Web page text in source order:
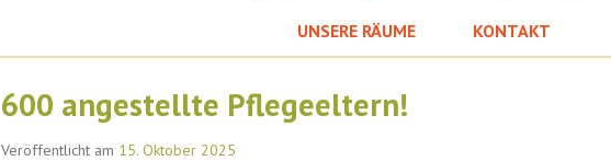
UNSERE RÄUME KONTAKT
600 angestellte Pflegeeltern!
Veröffentlicht am 15. Oktober 2025